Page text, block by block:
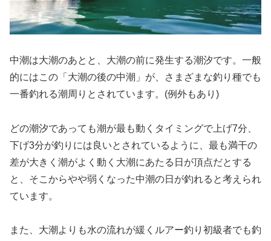
中潮は大潮のあとと、大潮の前に発生する潮汐です。一般
的にはこの「大潮の後の中潮」が、さまざまな釣り種でも
一番釣れる潮周りとされています。(例外もあり)
どの潮汐であっても潮が最も動くタイミングで上げ7分、
下げ3分が釣りには良いとされているように、最も満干の
差が大きく潮がよく動く大潮にあたる日が頂点だとする
と、そこからやや弱くなった中潮の日が釣れると考えられ
ています。
また、大潮よりも水の流れが緩くルアー釣り初級者でも釣